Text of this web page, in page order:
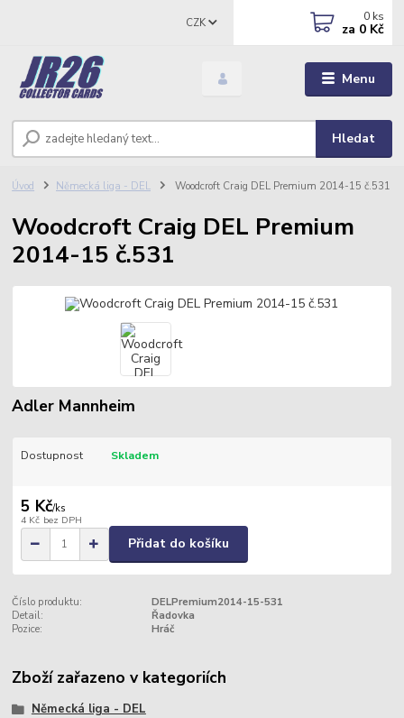
Menu
CZK
Hledat
0 ks
za 0 Kč
Úvod Německá liga - DEL Woodcroft Craig DEL Premium 2014-15 č.531
Woodcroft Craig DEL Premium
2014-15 č.531
Adler Mannheim
Dostupnost Skladem
5 Kč/ks
4 Kč bez DPH
Přidat do košíku
Číslo produktu:
DELPremium2014-15-531
Detail:
Řadovka
Pozice:
Hráč
Zboží zařazeno v kategoriích
Německá liga - DEL